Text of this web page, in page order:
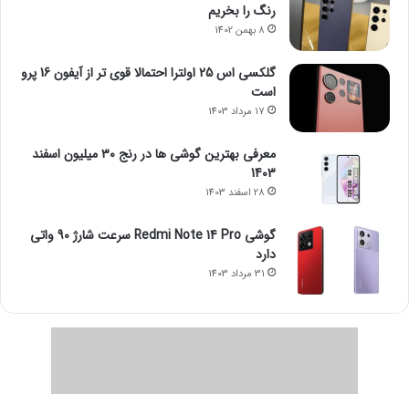
رنگ را بخریم
8 بهمن 1402
گلکسی اس 25 اولترا احتمالا قوی تر از آیفون 16 پرو
است
17 مرداد 1403
معرفی بهترین گوشی ها در رنج ۳۰ میلیون اسفند
1403
28 اسفند 1403
گوشی Redmi Note 14 Pro سرعت شارژ 90 واتی
دارد
31 مرداد 1403